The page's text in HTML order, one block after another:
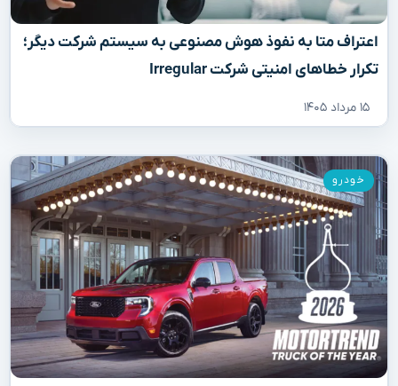
اعتراف متا به نفوذ هوش مصنوعی به سیستم شرکت دیگر؛
تکرار خطاهای امنیتی شرکت Irregular
۱۵ مرداد ۱۴۰۵
خودرو